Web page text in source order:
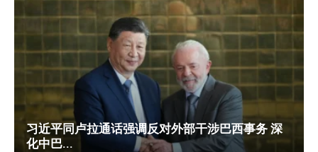
习近平同卢拉通话强调反对外部干涉巴西事务 深
化中巴...